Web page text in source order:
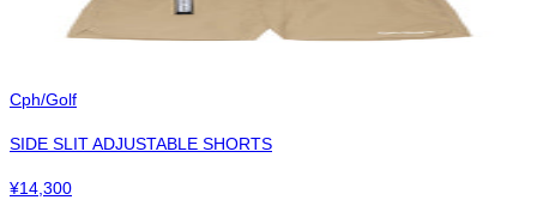
Cph/Golf
SIDE SLIT ADJUSTABLE SHORTS
¥14,300